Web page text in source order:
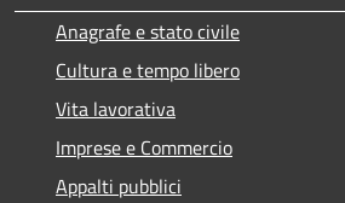
Anagrafe e stato civile
Cultura e tempo libero
Vita lavorativa
Imprese e Commercio
Appalti pubblici